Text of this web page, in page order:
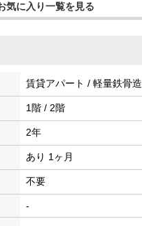
気に入り一覧を見る
賃貸アパート / 軽量鉄骨造
1階 / 2階
2年
あり 1ヶ月
不要
-